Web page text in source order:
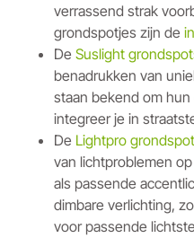
verrassend strak
grondspotjes zijn de
De Suslight
benadrukken van
staan bekend om
integreer je in
De Lightpro
van lichtproblemen
als passende
dimbare verlichting,
voor passende